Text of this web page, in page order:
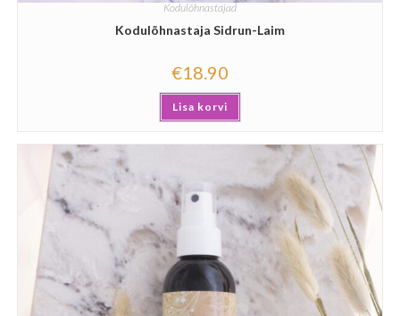
Kodulõhnastajad
Kodulõhnastaja Sidrun-Laim
€18.90
Lisa korvi